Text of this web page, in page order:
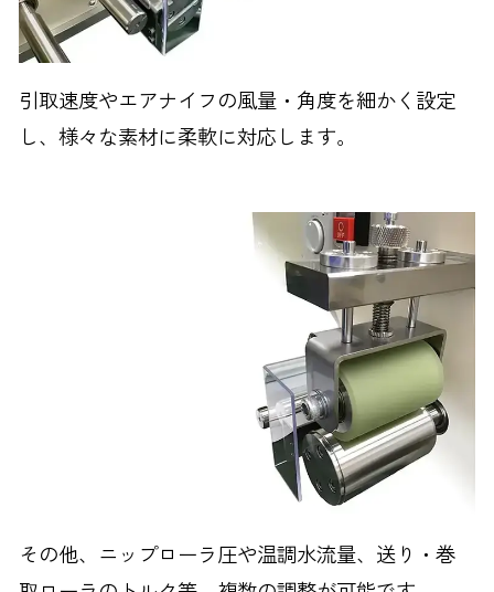
引取速度やエアナイフの風量・角度を細かく設定
し、様々な素材に柔軟に対応します。
その他、ニップローラ圧や温調水流量、送り・巻